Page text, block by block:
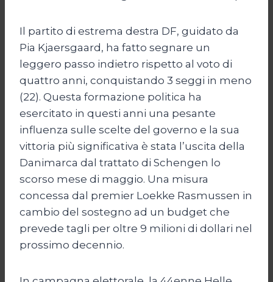
Il partito di estrema destra DF, guidato da
Pia Kjaersgaard, ha fatto segnare un
leggero passo indietro rispetto al voto di
quattro anni, conquistando 3 seggi in meno
(22). Questa formazione politica ha
esercitato in questi anni una pesante
influenza sulle scelte del governo e la sua
vittoria più significativa è stata l’uscita della
Danimarca dal trattato di Schengen lo
scorso mese di maggio. Una misura
concessa dal premier Loekke Rasmussen in
cambio del sostegno ad un budget che
prevede tagli per oltre 9 milioni di dollari nel
prossimo decennio.